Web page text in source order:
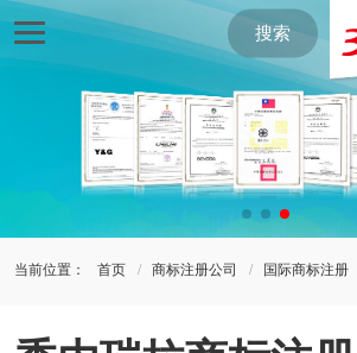
搜索
当前位置： 首页 商标注册公司 国际商标注册